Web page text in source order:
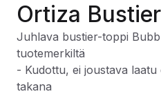
Ortiza
Juhlava bustier-toppi
tuotemerkiltä
- Kudottu, ei joustava laatu
takana